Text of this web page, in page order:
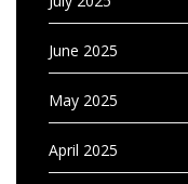
June 2025
May 2025
April 2025